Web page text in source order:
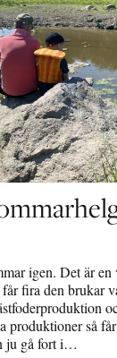
igen. Det är
fira den brukar
produktioner så
ju gå fort i…